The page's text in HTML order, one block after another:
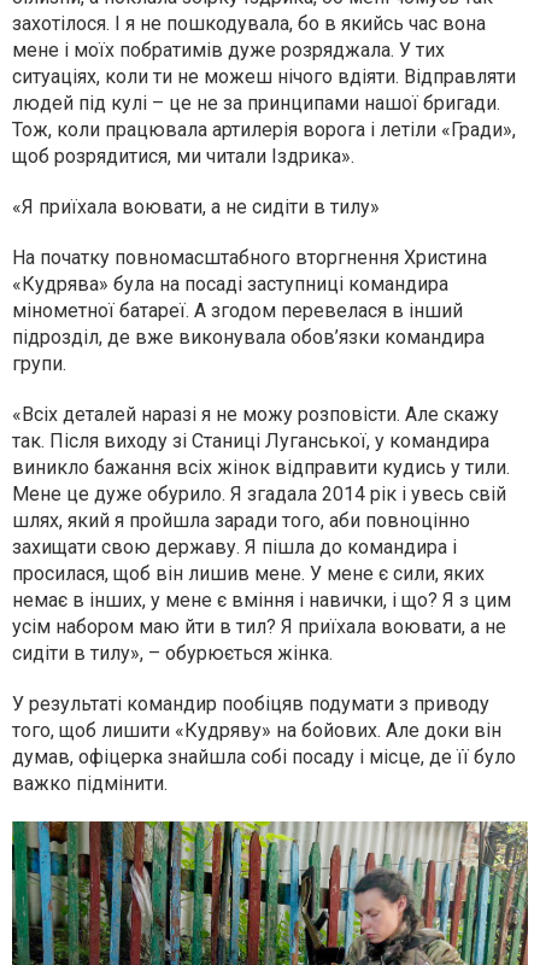
захотілося. І я не пошкодувала, бо в якийсь час вона
мене і моїх побратимів дуже розряджала. У тих
ситуаціях, коли ти не можеш нічого вдіяти. Відправляти
людей під кулі – це не за принципами нашої бригади.
Тож, коли працювала артилерія ворога і летіли «Гради»,
щоб розрядитися, ми читали Іздрика».
«Я приїхала воювати, а не сидіти в тилу»
На початку повномасштабного вторгнення Христина
«Кудрява» була на посаді заступниці командира
мінометної батареї. А згодом перевелася в інший
підрозділ, де вже виконувала обов’язки командира
групи.
«Всіх деталей наразі я не можу розповісти. Але скажу
так. Після виходу зі Станиці Луганської, у командира
виникло бажання всіх жінок відправити кудись у тили.
Мене це дуже обурило. Я згадала 2014 рік і увесь свій
шлях, який я пройшла заради того, аби повноцінно
захищати свою державу. Я пішла до командира і
просилася, щоб він лишив мене. У мене є сили, яких
немає в інших, у мене є вміння і навички, і що? Я з цим
усім набором маю йти в тил? Я приїхала воювати, а не
сидіти в тилу», – обурюється жінка.
У результаті командир пообіцяв подумати з приводу
того, щоб лишити «Кудряву» на бойових. Але доки він
думав, офіцерка знайшла собі посаду і місце, де її було
важко підмінити.